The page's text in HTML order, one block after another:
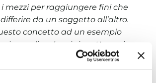
mezzi per raggiungere fini che
da un soggetto all’altro.
concetto ad un esempio
dire che ci si mette assieme
pulita ad un costo più